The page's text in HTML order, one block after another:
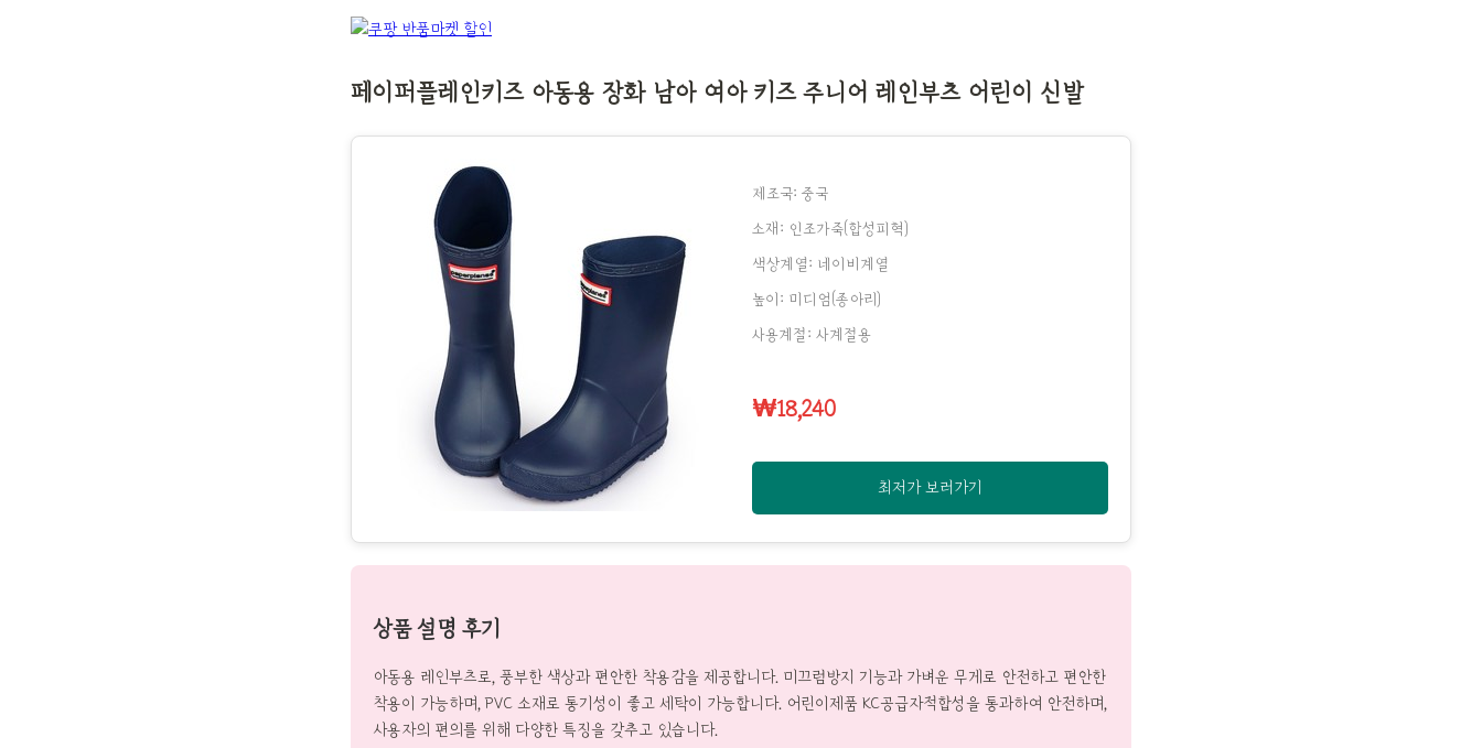
페이퍼플레인키즈 아동용 장화 남아 여아 키즈 주니어 레인부츠 어린이 신발
제조국: 중국
소재: 인조가죽(합성피혁)
색상계열: 네이비계열
높이: 미디엄(종아리)
사용계절: 사계절용
₩18,240
최저가 보러가기
상품 설명 후기
아동용 레인부츠로, 풍부한 색상과 편안한 착용감을 제공합니다. 미끄럼방지 기능과 가벼운 무게로 안전하고 편안한
착용이 가능하며, PVC 소재로 통기성이 좋고 세탁이 가능합니다. 어린이제품 KC공급자적합성을 통과하여 안전하며,
사용자의 편의를 위해 다양한 특징을 갖추고 있습니다.